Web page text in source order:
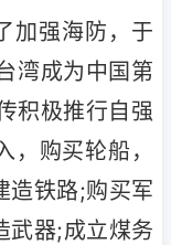
加强海防，于
湾成为中国第
积极推行自强
购买轮船，
造铁路;购买军
武器;成立煤务